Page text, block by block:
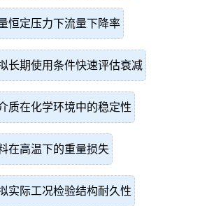
恒定压力下流量下降率
长期使用条件快速评估衰减
质在化学环境中的稳定性
在高温下的重量损失
实际工况检验结构耐久性